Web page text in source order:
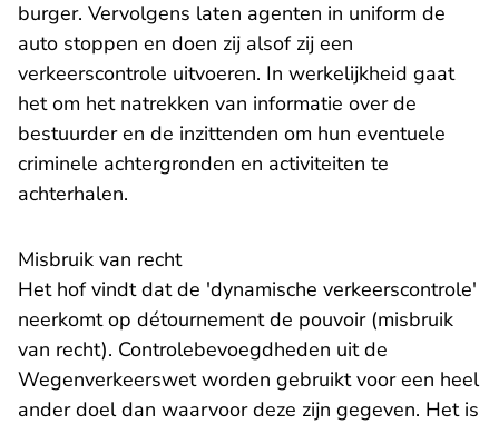
burger. Vervolgens laten agenten in uniform de
auto stoppen en doen zij alsof zij een
verkeerscontrole uitvoeren. In werkelijkheid gaat
het om het natrekken van informatie over de
bestuurder en de inzittenden om hun eventuele
criminele achtergronden en activiteiten te
achterhalen.
Misbruik van recht
Het hof vindt dat de 'dynamische verkeerscontrole'
neerkomt op détournement de pouvoir (misbruik
van recht). Controlebevoegdheden uit de
Wegenverkeerswet worden gebruikt voor een heel
ander doel dan waarvoor deze zijn gegeven. Het is